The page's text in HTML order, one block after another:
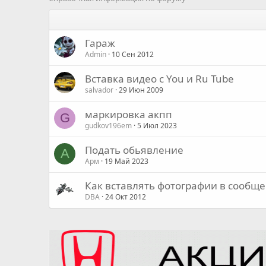
Гараж
Admin 10 Сен 2012
Вставка видео с You и Ru Tube
salvador 29 Июн 2009
G маркировка акпп
gudkov196em 5 Июл 2023
А Подать обьявление
Арм 19 Май 2023
Как вставлять фотографии в
DBA 24 Окт 2012